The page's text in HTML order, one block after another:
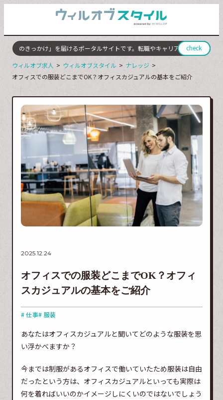
化のきっかけ」を届けるポータルサイトです。転職やキャリアチェンジに成功
check
ウィルオブ求人 ウィルオブスタイル
ナレッジ
オフィスでの服装どこまでOK？オフィスカジュアルの基本をご紹介
2025.12.24
オフィスでの服装どこまでOK？オフィ
スカジュアルの基本をご紹介
# 仕事# 服装
あなたはオフィスカジュアルと聞いてどのような服装を思
い浮かべますか？
今までは制服があるオフィスで働いていたため服装は自由
だったという方は、オフィスカジュアルといっても実際は
何を着ればいいのかイメージしにくいのではないでしょう